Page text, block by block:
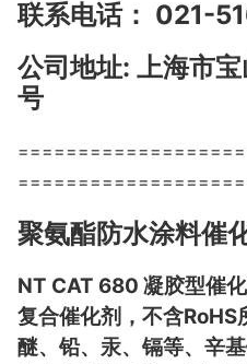
联系电话： 021-
公司地址: 上海市
号
聚氨酯防水涂料催
NT CAT 680 凝胶型催
复合催化剂，不含
醚、铅、汞、镉等、辛